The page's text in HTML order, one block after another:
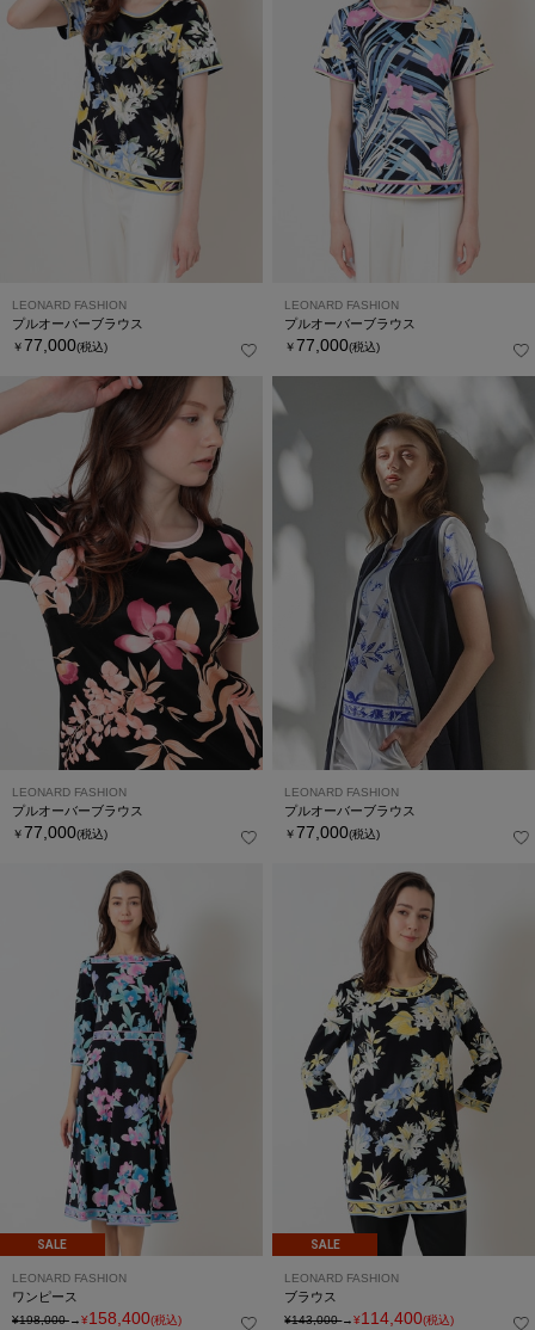
LEONARD FASHION
プルオーバーブラウス
￥77,000(税込)
LEONARD FASHION
プルオーバーブラウス
￥ 77,000(税込)
LEONARD FASHION
プルオーバーブラウス
￥77,000(税込)
LEONARD FASHION
プルオーバーブラウス
￥ 77,000(税込)
SALE
LEONARD FASHION
ワンピース
¥198,000→¥158,400(税込)
SALE
LEONARD FASHION
ブラウス
¥143,000→¥114,400(税込)